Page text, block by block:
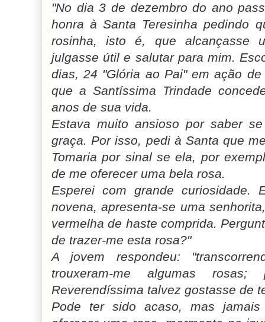
"No dia 3 de dezembro do ano
honra à Santa Teresinha pedindo
rosinha, isto é, que alcançasse
julgasse útil e salutar para mim.
dias, 24 "Glória ao Pai" em ação
que a Santíssima Trindade
anos de sua vida.
Estava muito ansioso por saber
graça. Por isso, pedi à Santa que
Tomaria por sinal se ela, por
de me oferecer uma bela rosa.
Esperei com grande
novena, apresenta-se uma
vermelha de haste comprida.
de trazer-me esta rosa?"
A jovem respondeu:
trouxeram-me algumas
Reverendíssima talvez gostasse de
Pode ter sido acaso, mas